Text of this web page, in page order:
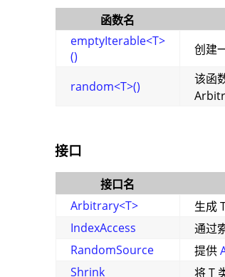
函数名
emptyIterable<T>
()
创建
random<T>()
该函
接口
接口名
Arbitrary<T>
生成
IndexAccess
通过
RandomSource
提供
Shrink
将 T